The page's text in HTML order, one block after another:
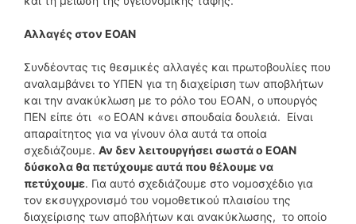
Αλλαγές στον ΕΟΑΝ
Συνδέοντας τις θεσμικές αλλαγές και πρωτοβουλίες που
αναλαμβάνει το ΥΠΕΝ για τη διαχείριση των αποβλήτων
και την ανακύκλωση με το ρόλο του ΕΟΑΝ, ο υπουργός
ΠΕΝ είπε ότι «ο ΕΟΑΝ κάνει σπουδαία δουλειά. Είναι
απαραίτητος για να γίνουν όλα αυτά τα οποία
σχεδιάζουμε. Αν δεν λειτουργήσει σωστά ο ΕΟΑΝ
δύσκολα θα πετύχουμε αυτά που θέλουμε να
πετύχουμε. Για αυτό σχεδιάζουμε στο νομοσχέδιο για
τον εκσυγχρονισμό του νομοθετικού πλαισίου της
διαχείρισης των αποβλήτων και ανακύκλωσης, το οποίο